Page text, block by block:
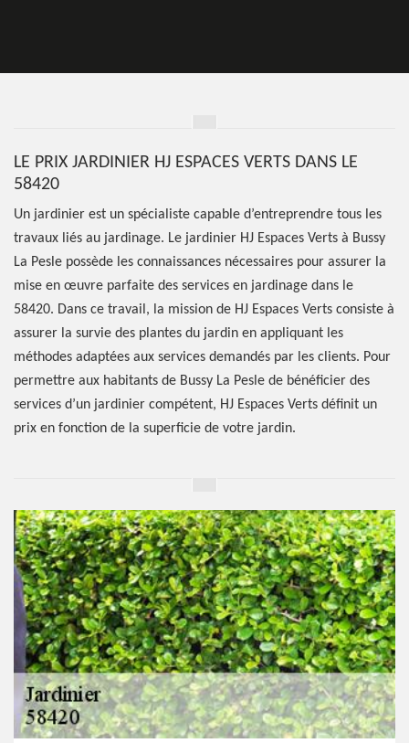
LE PRIX JARDINIER HJ ESPACES VERTS DANS LE
58420
Un jardinier est un spécialiste capable d’entreprendre tous les
travaux liés au jardinage. Le jardinier HJ Espaces Verts à Bussy
La Pesle possède les connaissances nécessaires pour assurer la
mise en œuvre parfaite des services en jardinage dans le
58420. Dans ce travail, la mission de HJ Espaces Verts consiste à
assurer la survie des plantes du jardin en appliquant les
méthodes adaptées aux services demandés par les clients. Pour
permettre aux habitants de Bussy La Pesle de bénéficier des
services d’un jardinier compétent, HJ Espaces Verts définit un
prix en fonction de la superficie de votre jardin.